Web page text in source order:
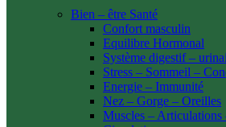
Bien – être Santé
Confort masculin
Equilibre Hormonal
Système digestif –
Stress – Sommeil –
Energie – Immunité
Nez – Gorge – Oreilles
Muscles – Articulations